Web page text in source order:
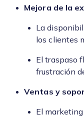
Mejora de la
La
los clientes
El traspaso
frustración
Ventas y
El